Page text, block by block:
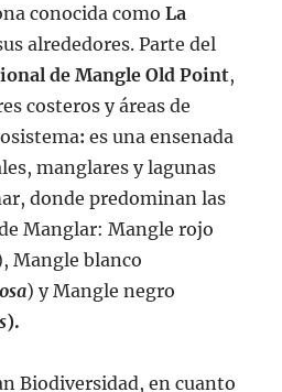
conocida comoLa
alrededores. Parte del
de Mangle Old Point,
costeros y áreas de
: es una ensenada
manglares y lagunas
donde predominan las
Manglar: Mangle rojo
Mangle blanco
) y Mangle negro
).
Biodiversidad, en cuanto